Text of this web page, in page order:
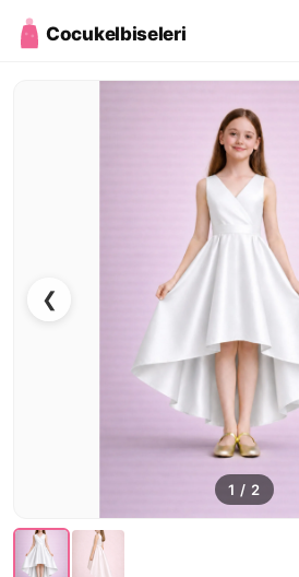
Cocukelbiseleri
❮
1 / 2